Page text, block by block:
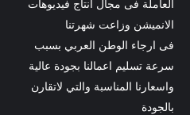
العاملة فى مجال انتاج فيديوهات
الانميشن وزاعت شهرتنا
فى ارجاء الوطن العربي بسبب
سرعة تسليم اعمالنا بجودة عالية
واسعارنا المناسبة والتي لاتقارن
بالجودة